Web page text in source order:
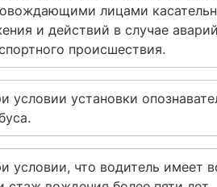
лицами
и действий в случае
происшествия.
условии установки
условии, что водитель имеет